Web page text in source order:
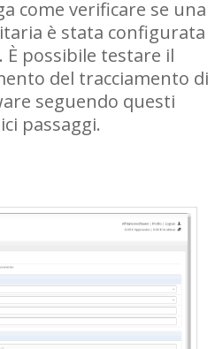
come verificare se una
è stata configurata
possibile testare il
del tracciamento di
seguendo questi
passaggi.